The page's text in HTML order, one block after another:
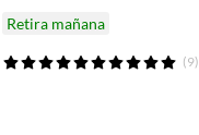
Retira mañana
(9)